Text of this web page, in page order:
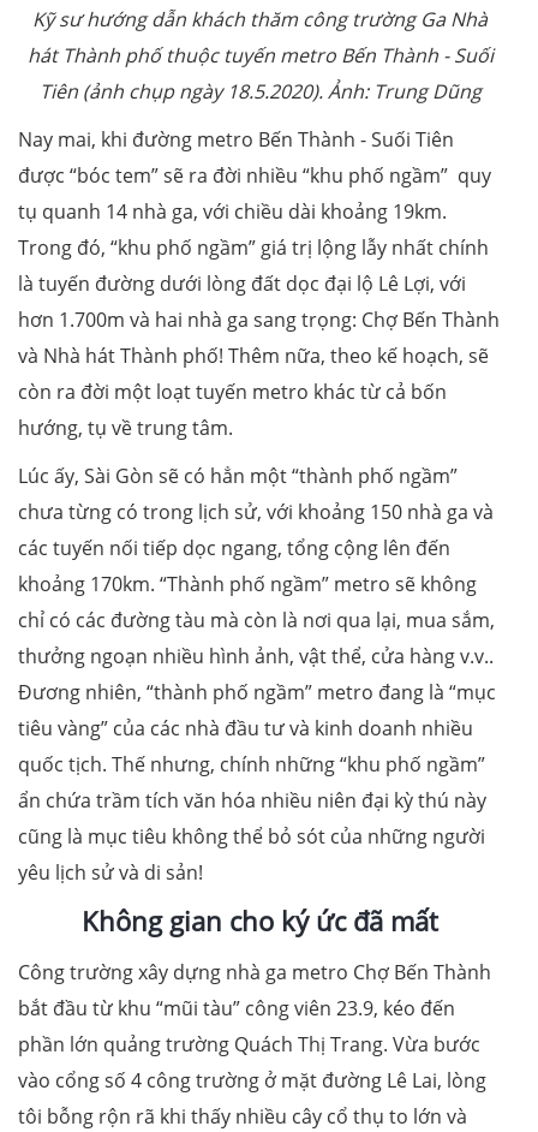
Kỹ sư hướng dẫn khách thăm công trường Ga Nhà
hát Thành phố thuộc tuyến metro Bến Thành - Suối
Tiên (ảnh chụp ngày 18.5.2020). Ảnh: Trung Dũng
Nay mai, khi đường metro Bến Thành - Suối Tiên
được “bóc tem” sẽ ra đời nhiều “khu phố ngầm” quy
tụ quanh 14 nhà ga, với chiều dài khoảng 19km.
Trong đó, “khu phố ngầm” giá trị lộng lẫy nhất chính
là tuyến đường dưới lòng đất dọc đại lộ Lê Lợi, với
hơn 1.700m và hai nhà ga sang trọng: Chợ Bến Thành
và Nhà hát Thành phố! Thêm nữa, theo kế hoạch, sẽ
còn ra đời một loạt tuyến metro khác từ cả bốn
hướng, tụ về trung tâm.
Lúc ấy, Sài Gòn sẽ có hẳn một “thành phố ngầm”
chưa từng có trong lịch sử, với khoảng 150 nhà ga và
các tuyến nối tiếp dọc ngang, tổng cộng lên đến
khoảng 170km. “Thành phố ngầm” metro sẽ không
chỉ có các đường tàu mà còn là nơi qua lại, mua sắm,
thưởng ngoạn nhiều hình ảnh, vật thể, cửa hàng v.v..
Đương nhiên, “thành phố ngầm” metro đang là “mục
tiêu vàng” của các nhà đầu tư và kinh doanh nhiều
quốc tịch. Thế nhưng, chính những “khu phố ngầm”
ẩn chứa trầm tích văn hóa nhiều niên đại kỳ thú này
cũng là mục tiêu không thể bỏ sót của những người
yêu lịch sử và di sản!
Không gian cho ký ức đã mất
Công trường xây dựng nhà ga metro Chợ Bến Thành
bắt đầu từ khu “mũi tàu” công viên 23.9, kéo đến
phần lớn quảng trường Quách Thị Trang. Vừa bước
vào cổng số 4 công trường ở mặt đường Lê Lai, lòng
tôi bỗng rộn rã khi thấy nhiều cây cổ thụ to lớn và